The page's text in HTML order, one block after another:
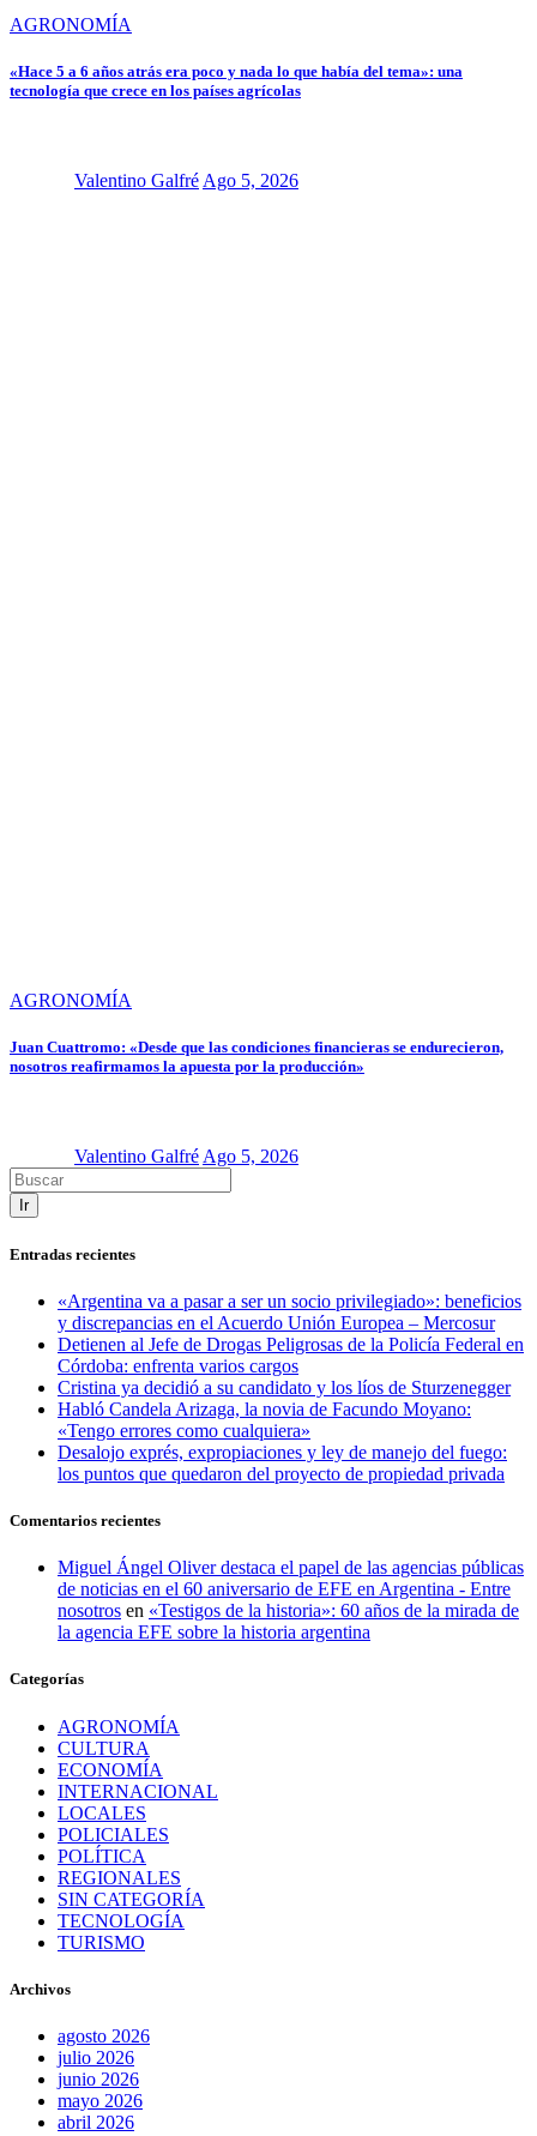
AGRONOMÍA
«Hace 5 a 6 años atrás era poco y nada lo que había del tema»: una
tecnología que crece en los países agrícolas
Valentino Galfré Ago 5, 2026
AGRONOMÍA
Juan Cuattromo: «Desde que las condiciones financieras se endurecieron,
nosotros reafirmamos la apuesta por la producción»
Valentino GalfréAgo 5, 2026
Ir
Entradas recientes
«Argentina va a pasar a ser un socio privilegiado»: beneficios
y discrepancias en el Acuerdo Unión Europea – Mercosur
Detienen al Jefe de Drogas Peligrosas de la Policía Federal en
Córdoba: enfrenta varios cargos
Cristina ya decidió a su candidato y los líos de Sturzenegger
Habló Candela Arizaga, la novia de Facundo Moyano:
«Tengo errores como cualquiera»
Desalojo exprés, expropiaciones y ley de manejo del fuego:
los puntos que quedaron del proyecto de propiedad privada
Comentarios recientes
Miguel Ángel Oliver destaca el papel de las agencias públicas
de noticias en el 60 aniversario de EFE en Argentina - Entre
nosotros en «Testigos de la historia»: 60 años de la mirada de
la agencia EFE sobre la historia argentina
Categorías
AGRONOMÍA
CULTURA
ECONOMÍA
INTERNACIONAL
LOCALES
POLICIALES
POLÍTICA
REGIONALES
SIN CATEGORÍA
TECNOLOGÍA
TURISMO
Archivos
agosto 2026
julio 2026
junio 2026
mayo 2026
abril 2026